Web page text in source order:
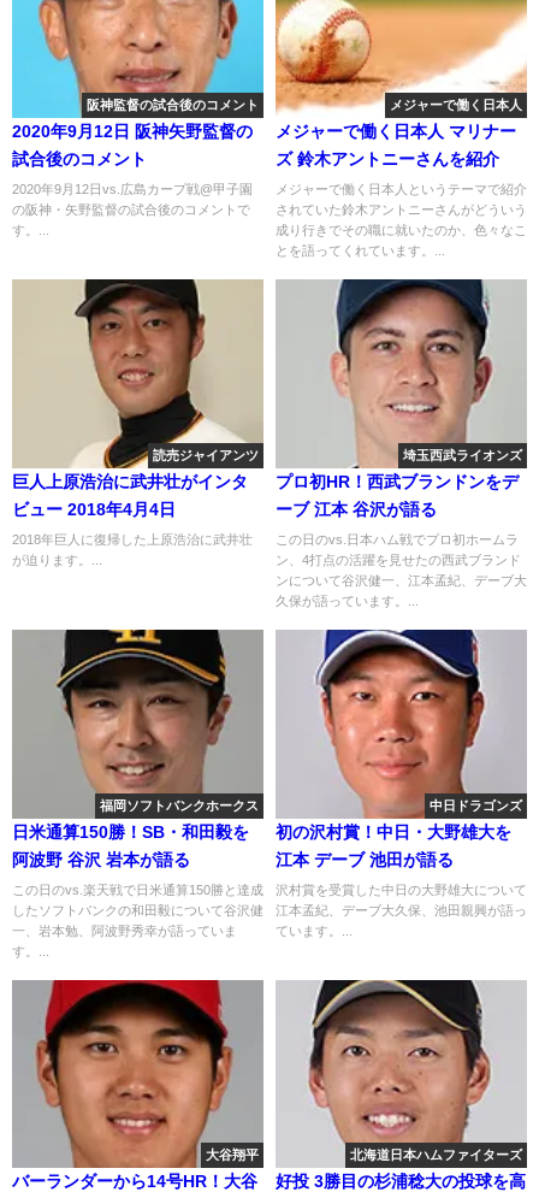
阪神監督の試合後のコメント
2020年9月12日 阪神矢野監督の
試合後のコメント
2020年9月12日vs.広島カープ戦@甲子園
の阪神・矢野監督の試合後のコメントで
す。...
メジャーで働く日本人
メジャーで働く日本人 マリナー
ズ 鈴木アントニーさんを紹介
メジャーで働く日本人というテーマで紹介
されていた鈴木アントニーさんがどういう
成り行きでその職に就いたのか、色々なこ
とを語ってくれています。...
読売ジャイアンツ
巨人上原浩治に武井壮がインタ
ビュー 2018年4月4日
2018年巨人に復帰した上原浩治に武井壮
が迫ります。...
埼玉西武ライオンズ
プロ初HR！西武ブランドンをデ
ーブ 江本 谷沢が語る
この日のvs.日本ハム戦でプロ初ホームラ
ン、4打点の活躍を見せたの西武ブランド
ンについて谷沢健一、江本孟紀、デーブ大
久保が語っています。...
福岡ソフトバンクホークス
日米通算150勝！SB・和田毅を
阿波野 谷沢 岩本が語る
この日のvs.楽天戦で日米通算150勝と達成
したソフトバンクの和田毅について谷沢健
一、岩本勉、阿波野秀幸が語っていま
す。...
中日ドラゴンズ
初の沢村賞！中日・大野雄大を
江本 デーブ 池田が語る
沢村賞を受賞した中日の大野雄大について
江本孟紀、デーブ大久保、池田親興が語っ
ています。...
大谷翔平
バーランダーから14号HR！大谷
北海道日本ハムファイターズ
好投 3勝目の杉浦稔大の投球を高